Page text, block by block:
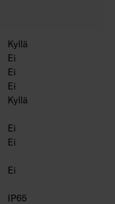
Corten-värillä.
Kyllä
Ei
Ei
Ei
Kyllä
Ei
Ei
Ei
IP65